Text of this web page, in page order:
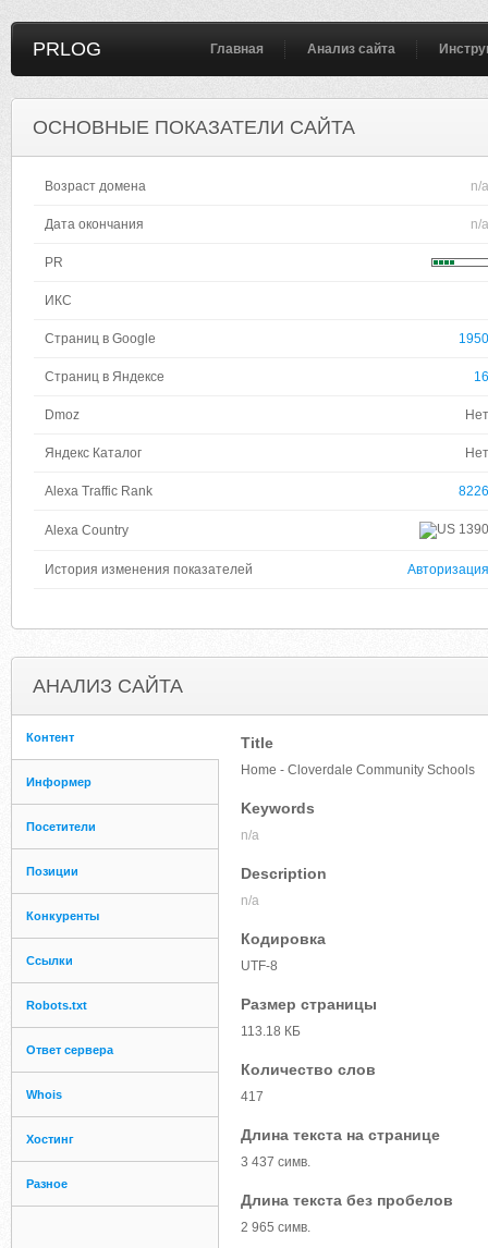
PRLOG Главная Анализ сайта
ОСНОВНЫЕ ПОКАЗАТЕЛИ САЙТА
Возраст домена n/a
Дата окончания n/a
PR
ИКС
Страниц в Google 1950
Страниц в Яндексе 16
Dmoz Нет
Яндекс Каталог Нет
Alexa Traffic Rank 8226
Alexa Country 1390
История изменения показателей Авторизация
АНАЛИЗ САЙТА
Контент
Информер
Посетители
Позиции
Конкуренты
Ссылки
Robots.txt
Ответ сервера
Whois
Хостинг
Разное
Title
Home - Cloverdale Community Schools
Keywords
n/a
Description
n/a
Кодировка
UTF-8
Размер страницы
113.18 КБ
Количество слов
417
Длина текста на странице
3 437 симв.
Длина текста без пробелов
2 965 симв.